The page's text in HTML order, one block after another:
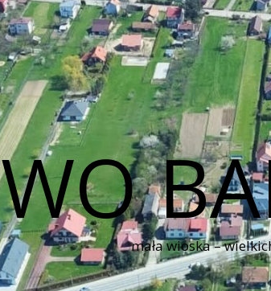
mała wioska –